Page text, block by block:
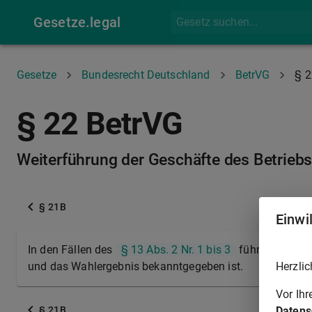
Gesetze.legal
Gesetze Bundesrecht Deutschland BetrVG §
§ 22 BetrVG
Weiterführung der Geschäfte des
§ 21B
In den Fällen des § 13 Abs. 2 Nr. 1 bis 3
führt der
und das Wahlergebnis bekanntgegeben ist.
Vor